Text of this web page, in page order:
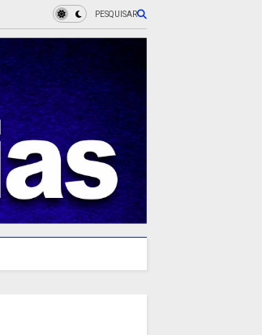
PESQUISAR